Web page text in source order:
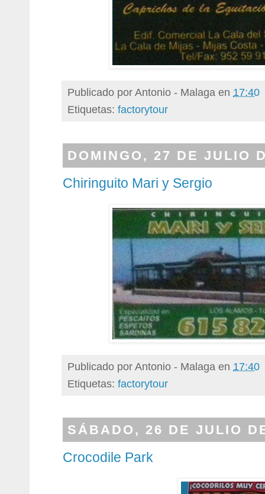
Publicado porAntonio - Malaga en 17:40
Etiquetas: factorytour
DOMINGO, 27 DE JULIO
Chiringuito Mari y Sergio
Publicado porAntonio - Malaga en 17:40
Etiquetas: factorytour
SÁBADO, 26 DE JULIO
Crocodile Park